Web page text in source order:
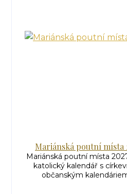
Mariánská poutní místa
Mariánská poutní místa
katolický kalendář s
občanským